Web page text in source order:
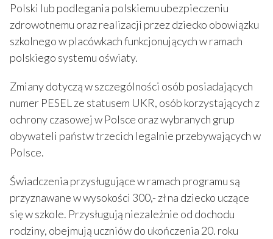
Polski lub podlegania polskiemu ubezpieczeniu
zdrowotnemu oraz realizacji przez dziecko obowiązku
szkolnego w placówkach funkcjonujących w ramach
polskiego systemu oświaty.
Zmiany dotyczą w szczególności osób posiadających
numer PESEL ze statusem UKR, osób korzystających z
ochrony czasowej w Polsce oraz wybranych grup
obywateli państw trzecich legalnie przebywających w
Polsce.
Świadczenia przysługujące w ramach programu są
przyznawane w wysokości 300,- zł na dziecko uczące
się w szkole. Przysługują niezależnie od dochodu
rodziny, obejmują uczniów do ukończenia 20. roku